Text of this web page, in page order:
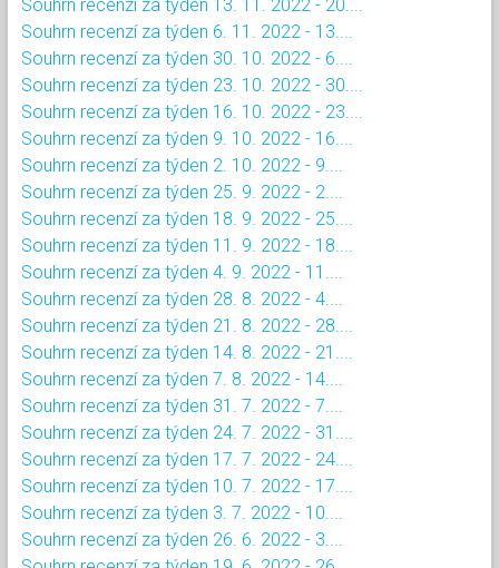
Souhrn recenzí za týden 13. 11. 2022 - 20....
Souhrn recenzí za týden 6. 11. 2022 - 13....
Souhrn recenzí za týden 30. 10. 2022 - 6....
Souhrn recenzí za týden 23. 10. 2022 - 30....
Souhrn recenzí za týden 16. 10. 2022 - 23....
Souhrn recenzí za týden 9. 10. 2022 - 16....
Souhrn recenzí za týden 2. 10. 2022 - 9....
Souhrn recenzí za týden 25. 9. 2022 - 2....
Souhrn recenzí za týden 18. 9. 2022 - 25....
Souhrn recenzí za týden 11. 9. 2022 - 18....
Souhrn recenzí za týden 4. 9. 2022 - 11....
Souhrn recenzí za týden 28. 8. 2022 - 4....
Souhrn recenzí za týden 21. 8. 2022 - 28....
Souhrn recenzí za týden 14. 8. 2022 - 21....
Souhrn recenzí za týden 7. 8. 2022 - 14....
Souhrn recenzí za týden 31. 7. 2022 - 7....
Souhrn recenzí za týden 24. 7. 2022 - 31....
Souhrn recenzí za týden 17. 7. 2022 - 24....
Souhrn recenzí za týden 10. 7. 2022 - 17....
Souhrn recenzí za týden 3. 7. 2022 - 10....
Souhrn recenzí za týden 26. 6. 2022 - 3....